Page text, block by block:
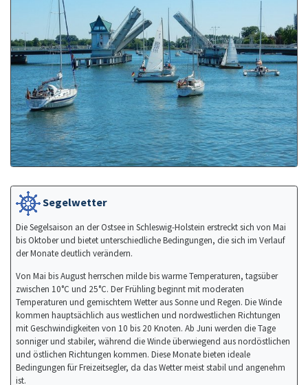
Segelwetter
Die Segelsaison an der Ostsee in Schleswig-Holstein erstreckt sich von Mai
bis Oktober und bietet unterschiedliche Bedingungen, die sich im Verlauf
der Monate deutlich verändern.
Von Mai bis August herrschen milde bis warme Temperaturen, tagsüber
zwischen 10°C und 25°C. Der Frühling beginnt mit moderaten
Temperaturen und gemischtem Wetter aus Sonne und Regen. Die Winde
kommen hauptsächlich aus westlichen und nordwestlichen Richtungen
mit Geschwindigkeiten von 10 bis 20 Knoten. Ab Juni werden die Tage
sonniger und stabiler, während die Winde überwiegend aus nordöstlichen
und östlichen Richtungen kommen. Diese Monate bieten ideale
Bedingungen für Freizeitsegler, da das Wetter meist stabil und angenehm
ist.